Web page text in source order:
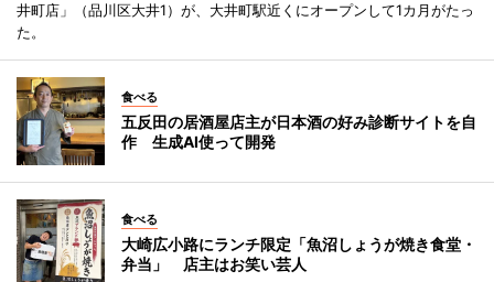
井町店」（品川区大井1）が、大井町駅近くにオープンして1カ月がたっ
た。
食べる
五反田の居酒屋店主が日本酒の好み診断サイトを自
作 生成AI使って開発
食べる
大崎広小路にランチ限定「魚沼しょうが焼き食堂・
弁当」 店主はお笑い芸人